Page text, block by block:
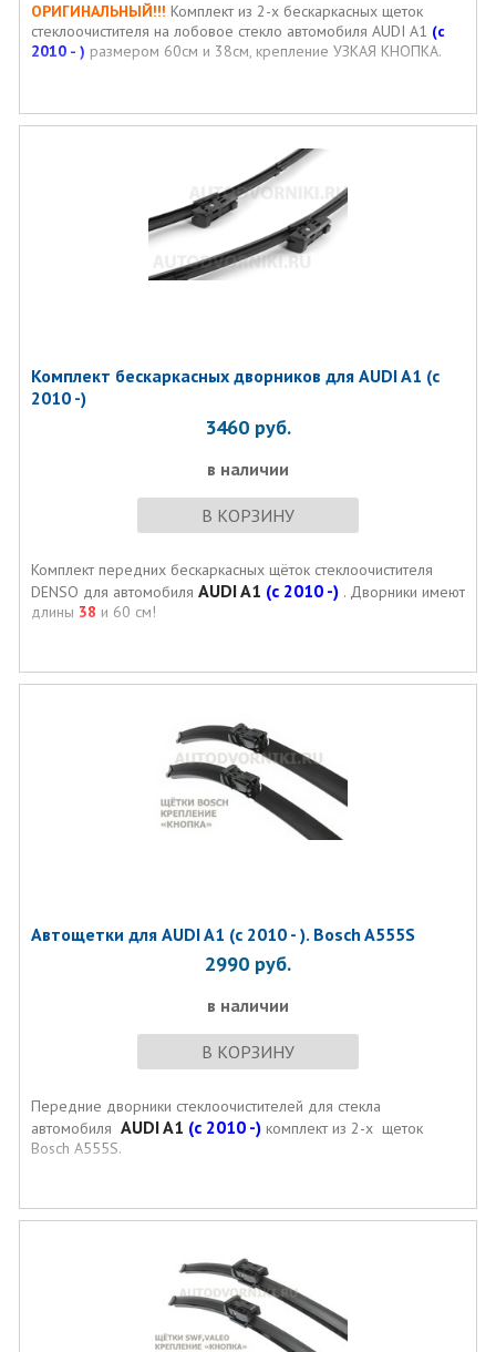
ОРИГИНАЛЬНЫЙ!!! Комплект из 2-х бескаркасных щеток
стеклоочистителя на лобовое стекло автомобиля AUDI A1 (с
2010 - ) размером 60см и 38см, крепление УЗКАЯ КНОПКА.
Комплект бескаркасных дворников для AUDI A1 (с
2010 -)
3460 руб.
в наличии
В КОРЗИНУ
Комплект передних бескаркасных щёток стеклоочистителя
DENSO для автомобиля AUDI A1 (с 2010 -). Дворники имеют
длины 38 и 60 см!
Автощетки для AUDI A1 (с 2010 - ). Bosch A555S
2990 руб.
в наличии
В КОРЗИНУ
Передние дворники стеклоочистителей для стекла
автомобиля AUDI A1 (с 2010 -) комплект из 2-х щеток
Bosch A555S.